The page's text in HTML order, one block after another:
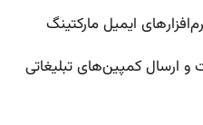
و ارسال کمپین‌های تبلیغاتی